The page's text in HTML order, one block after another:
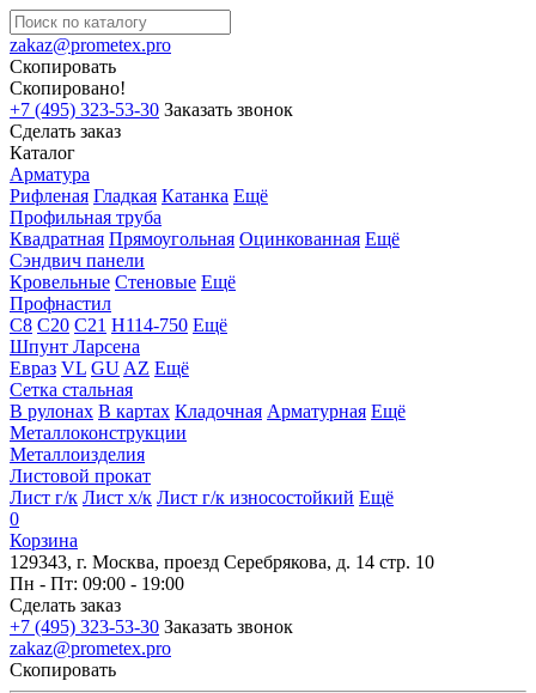
zakaz@prometex.pro
Скопировать
Скопировано!
+7 (495) 323-53-30 Заказать звонок
Сделать заказ
Каталог
Арматура
Рифленая Гладкая Катанка Ещё
Профильная труба
Квадратная Прямоугольная Оцинкованная Ещё
Сэндвич панели
Кровельные Стеновые Ещё
Профнастил
С8 С20 С21 Н114-750 Ещё
Шпунт Ларсена
Евраз VL GU AZ Ещё
Сетка стальная
В рулонах В картах Кладочная Арматурная Ещё
Металлоконструкции
Металлоизделия
Листовой прокат
Лист г/к Лист х/к Лист г/к износостойкий Ещё
0
Корзина
129343, г. Москва, проезд Серебрякова, д. 14 стр. 10
Пн - Пт: 09:00 - 19:00
Сделать заказ
+7 (495) 323-53-30 Заказать звонок
zakaz@prometex.pro
Скопировать